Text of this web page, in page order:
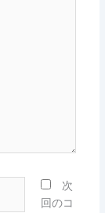
次
回のコ